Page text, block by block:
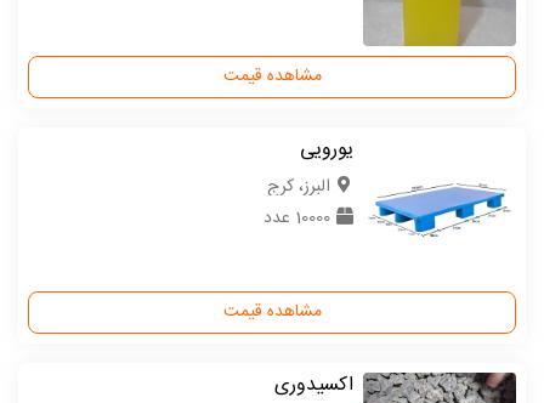
مشاهده قیمت
یورویی
البرز، کرج
10000 عدد
مشاهده قیمت
اکسیدوری